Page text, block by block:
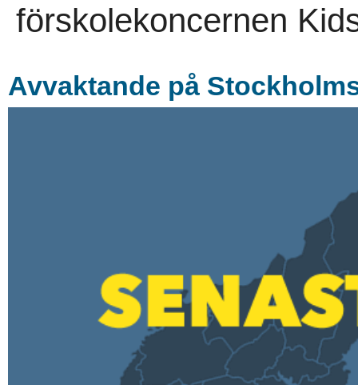
förskolekoncernen
Avvaktande på